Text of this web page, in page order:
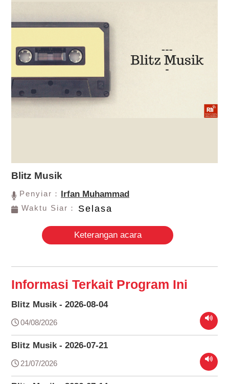
Blitz Musik
Penyiar： Irfan Muhammad
Waktu Siar： Selasa
Keterangan acara
Informasi Terkait Program Ini
Blitz Musik - 2026-08-04
04/08/2026
Blitz Musik - 2026-07-21
21/07/2026